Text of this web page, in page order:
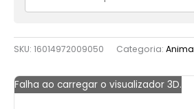
SKU: 16014972009050 Categoria:
Falha ao carregar o visualizador 3D.